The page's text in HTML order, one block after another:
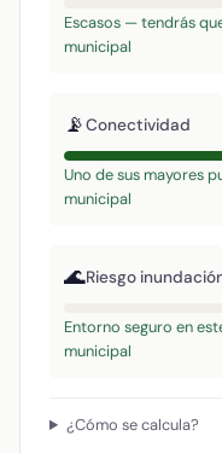
Escasos — tendrás
municipal
📡Conectividad
Uno de sus mayores
municipal
🌊Riesgo
Entorno seguro en
municipal
¿Cómo se calcula?